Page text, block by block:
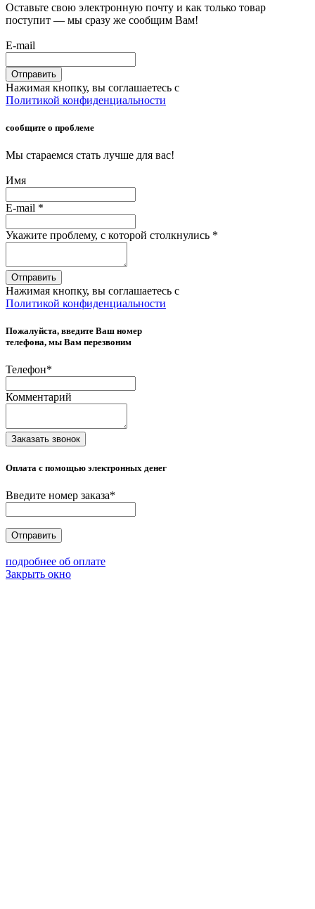
Оставьте свою электронную почту и как только товар
поступит — мы сразу же сообщим Вам!
E-mail
Отправить
Нажимая кнопку, вы соглашаетесь с
Политикой конфиденциальности
сообщите о проблеме
Мы стараемся стать лучше для вас!
Имя
E-mail *
Укажите проблему, с которой столкнулись *
Отправить
Нажимая кнопку, вы соглашаетесь с
Политикой конфиденциальности
Пожалуйста, введите Ваш номер
телефона, мы Вам перезвоним
Телефон*
Комментарий
Заказать звонок
Оплата с помощью электронных денег
Введите номер заказа*
Отправить
подробнее об оплате
Закрыть окно